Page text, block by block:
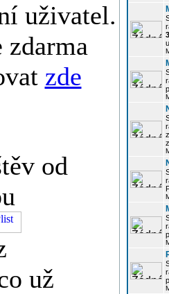
uživatel.
zdarma
zde
od
už